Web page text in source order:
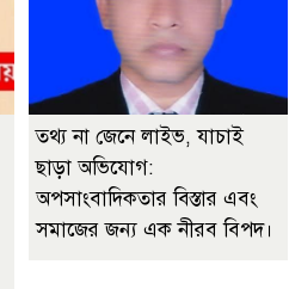
তথ্য না জেনে লাইভ, যাচাই
ছাড়া অভিযোগ:
অপসাংবাদিকতার বিস্তার এবং
সমাজের জন্য এক নীরব বিপদ।